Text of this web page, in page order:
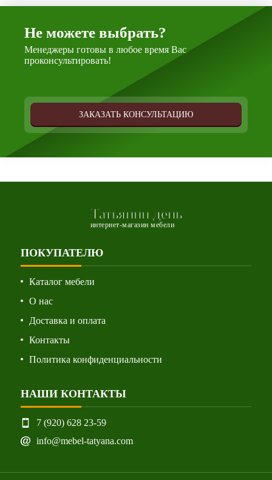
Не можете выбрать?
Менеджеры готовы в любое время Вас
проконсультировать!
ЗАКАЗАТЬ КОНСУЛЬТАЦИЮ
Татьянин день
интернет-магазин мебели
ПОКУПАТЕЛЮ
Каталог мебели
О нас
Доставка и оплата
Контакты
Политика конфиденциальности
НАШИ КОНТАКТЫ
7 (920) 628 23-59
info@mebel-tatyana.com